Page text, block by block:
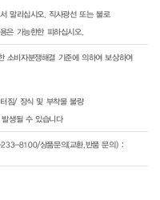
말리십시오. 직사광선 또는 불로
소비자분쟁해결 기준에 의하여 보상하여
생될 수 있습니다
8100/상품문의(교환,반품 문의) :